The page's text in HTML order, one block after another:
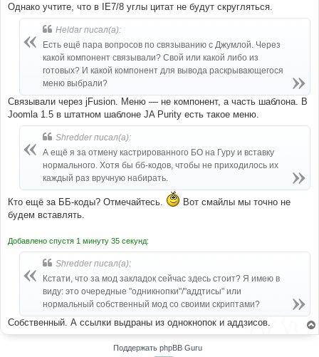
	background
: url("{T_THEME_PATH}/images/quote-
l.png") no-repeat 4px 8px;
}
blockquote
	background
: url("{T_THEME_PATH}/images/quote-
l.png") no-repeat 4px 24px;
}
blockquote .q2
	min
-height: 19px;
	padding
: 7px 27px 7px 32px;
	background
: url("{T_THEME_PATH}/images/quote-
r.png") no-repeat right bottom;
}
	margin
: 0.6em 0 0;
}
blockquote blockquote:first
	margin
: 0;
}
blockquote
	display
	color
: #999;
	font
-style: italic;
}
Однако учтите, что в IE7/8 углы цитат не будут скругляться.
Heldar писал(а):
Есть ещё пара вопросов по связыванию с Джумлой. Через
какой компонент связывали? Свой или какой либо из
готовых? И какой компонент для вывода раскрывающегося
меню выбрали?
Связывали через jFusion. Меню — не компонент, а часть шаблона. В
Joomla 1.5 в штатном шаблоне JA Purity есть такое меню.
Shredder писал(а):
А ещё я за отмену кастрированного БО на Гуру и вставку
нормального. Хотя бы бб-кодов, чтобы не приходилось их
каждый раз вручную набирать.
Кто ещё за ББ-коды? Отмечайтесь.
Вот смайлы мы точно не
будем вставлять.
Добавлено спустя 1 минуту 35 секунд:
Shredder писал(а):
Кстати, что за мод закладок сейчас здесь стоит? Я имею в
виду: это очередные "одникнопки"/"аддтисы" или
нормальный собственный мод со своими скриптами?
Собственный. А ссылки выдраны из однокнопок и аддзисов.
Поддержать phpBB Guru